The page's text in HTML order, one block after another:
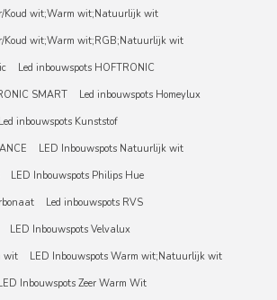
Koud wit;Warm wit;Natuurlijk wit
Koud wit;Warm wit;RGB;Natuurlijk wit
Led inbouwspots HOFTRONIC
SMART
Led inbouwspots Homeylux
Led inbouwspots Kunststof
LED Inbouwspots Natuurlijk wit
LED Inbouwspots Philips Hue
Led inbouwspots RVS
LED Inbouwspots Velvalux
wit
LED Inbouwspots Warm wit;Natuurlijk wit
Inbouwspots Zeer Warm Wit